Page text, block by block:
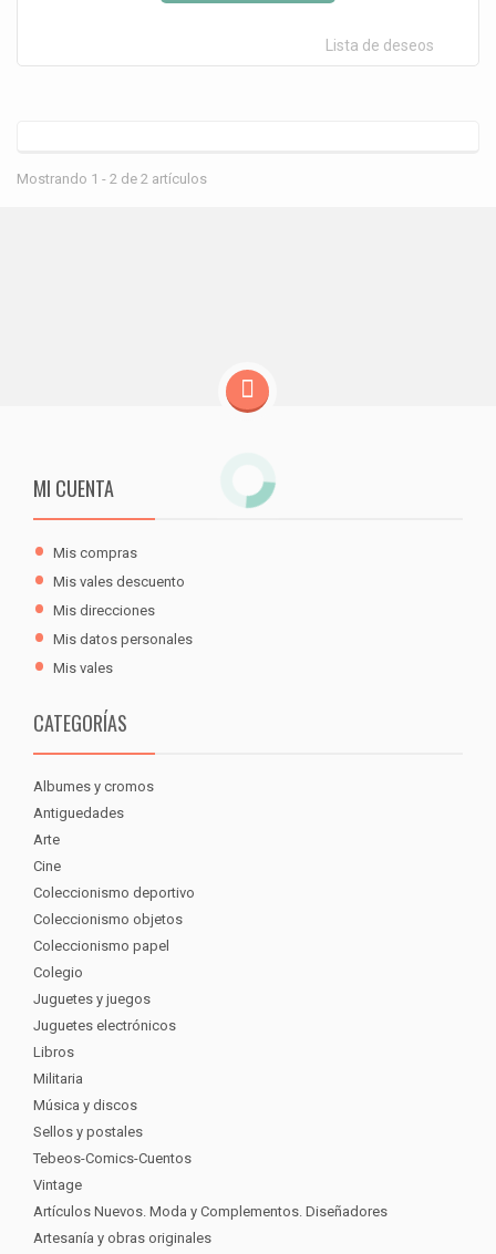
Lista de deseos
Mostrando 1 - 2 de 2 artículos
MI CUENTA
Mis compras
Mis vales descuento
Mis direcciones
Mis datos personales
Mis vales
CATEGORÍAS
Albumes y cromos
Antiguedades
Arte
Cine
Coleccionismo deportivo
Coleccionismo objetos
Coleccionismo papel
Colegio
Juguetes y juegos
Juguetes electrónicos
Libros
Militaria
Música y discos
Sellos y postales
Tebeos-Comics-Cuentos
Vintage
Artículos Nuevos. Moda y Complementos. Diseñadores
Artesanía y obras originales